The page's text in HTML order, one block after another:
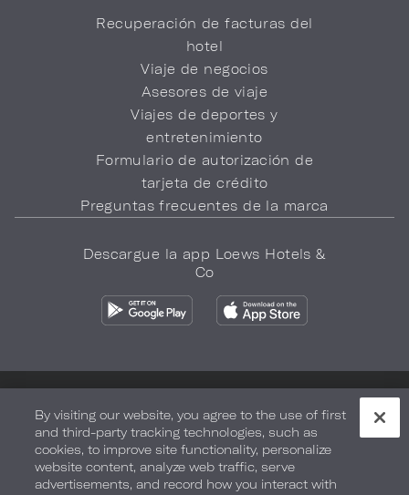
Recuperación de facturas del
hotel
Viaje de negocios
Asesores de viaje
Viajes de deportes y
entretenimiento
Formulario de autorización de
tarjeta de crédito
Preguntas frecuentes de la marca
Descargue la app Loews Hotels &
Co
Seguridad y bienestar Términos de Uso Accesibilidad
Mapa del sitio Sus opciones de privacidad
By visiting our website, you agree to the use of first
and third-party tracking technologies, such as
cookies, to improve site functionality, personalize
website content, analyze web traffic, serve
advertisements, and record how you interact with